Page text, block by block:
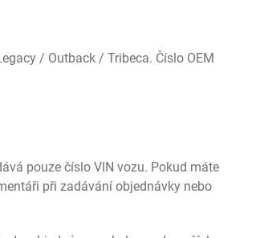
/ Outback / Tribeca. Číslo OEM
pouze číslo VIN vozu. Pokud máte
při zadávání objednávky nebo